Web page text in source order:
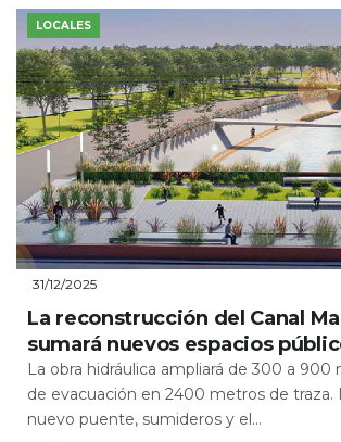
LOCALES
31/12/2025
La reconstrucción del Canal
sumará nuevos espacios
La obra hidráulica ampliará de 300 a 900
de evacuación en 2400 metros de traza.
nuevo puente, sumideros y el...